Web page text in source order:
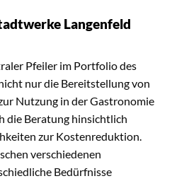
Langenfeld
Pfeiler im Portfolio des
nur die Bereitstellung von
Nutzung in der Gastronomie
die Beratung hinsichtlich
zur Kostenreduktion.
verschiedenen
Bedürfnisse